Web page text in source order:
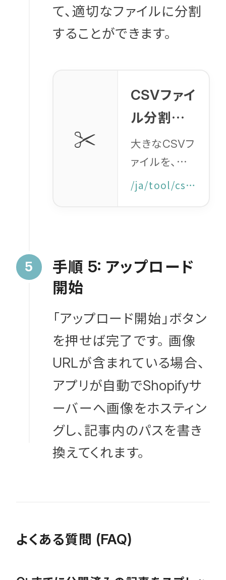
て、適切なファイルに分割
することができます。
✂️
CSVファイ
ル分割ツ
ール
大きなCSVフ
ァイルを、イ
ンポートに適
したサイズに
持されるた
/ja/tool/csv-splitter
手順 5: アップロード
開始
「アップロード開始」ボタン
を押せば完了です。 画像
URLが含まれている場合、
アプリが自動でShopifyサ
ーバーへ画像をホスティン
グし、記事内のパスを書き
換えてくれます。
よくある質問 (FAQ)